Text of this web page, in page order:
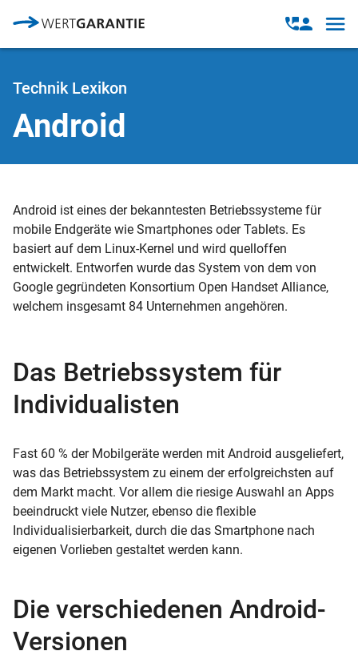
Open
modal
Open
Technik Lexikon
Android
Android ist eines der bekanntesten Betriebssysteme für
mobile Endgeräte wie Smartphones oder Tablets. Es
basiert auf dem Linux-Kernel und wird quelloffen
entwickelt. Entworfen wurde das System von dem von
Google gegründeten Konsortium Open Handset Alliance,
welchem insgesamt 84 Unternehmen angehören.
Das Betriebssystem für
Individualisten
Fast 60 % der Mobilgeräte werden mit Android ausgeliefert,
was das Betriebssystem zu einem der erfolgreichsten auf
dem Markt macht. Vor allem die riesige Auswahl an Apps
beeindruckt viele Nutzer, ebenso die flexible
Individualisierbarkeit, durch die das Smartphone nach
eigenen Vorlieben gestaltet werden kann.
Die verschiedenen Android-
Versionen